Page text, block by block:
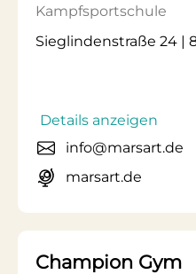
Kampfsportschule
Sieglindenstraße 24 |
Details anzeigen
info@marsart.de
marsart.de
Champion Gym